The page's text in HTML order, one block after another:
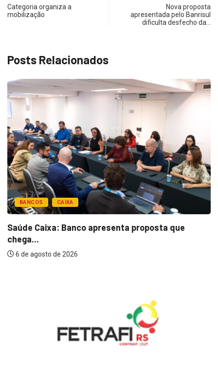
Categoria organiza a
mobilização
Nova proposta
apresentada pelo Banrisul
dificulta desfecho da…
Posts Relacionados
BANCOS CAIXA
Saúde Caixa: Banco apresenta proposta que
chega...
6 de agosto de 2026